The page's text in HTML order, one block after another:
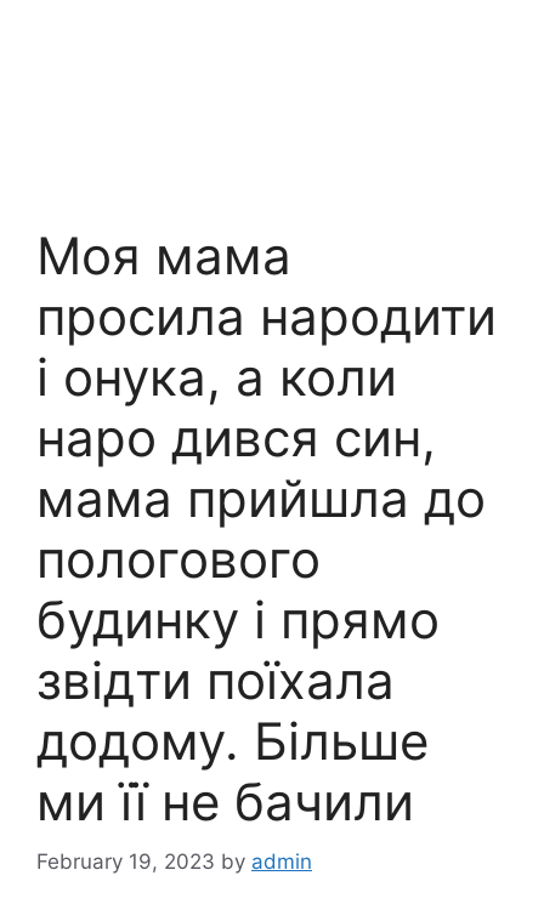
Моя мама
просила народити
і онука, а коли
наро дився син,
мама прийшла до
пологового
будинку і прямо
звідти поїхала
додому. Більше
ми її не бачили
February 19, 2023 by admin